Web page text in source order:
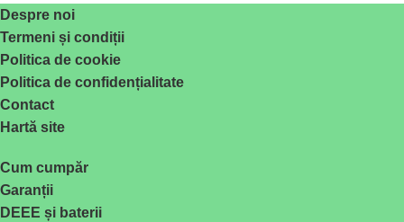
Despre noi
Termeni și condiții
Politica de cookie
Politica de confidențialitate
Contact
Hartă site
Cum cumpăr
Garanții
DEEE și baterii